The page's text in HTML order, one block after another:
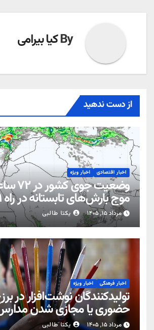
Byکیا بیرامی
از دست ندهید
اخبار اقتصادی اخبار ویژه
وضعیت
موج بارش‌های تابستانه در راه ۱۱ استان
مرداد ۱۵, ۱۴۰۵ یکتا طالبی
اخبار فرهنگی اخبار ویژه
تولیدکنندگان نوشت‌افزار در
حضوری یا مجازی شدن
مرداد ۱۵, ۱۴۰۵ یکتا طالبی